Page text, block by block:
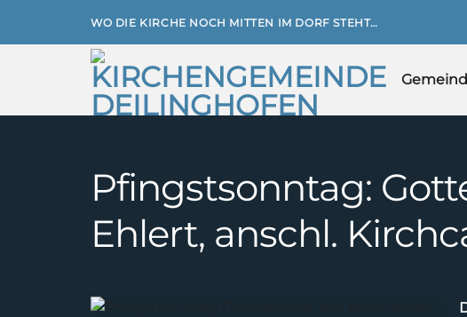
WO DIE KIRCHE NOCH MITTEN IM DORF STEHT…
Pfingstsonntag:
Ehlert, anschl.